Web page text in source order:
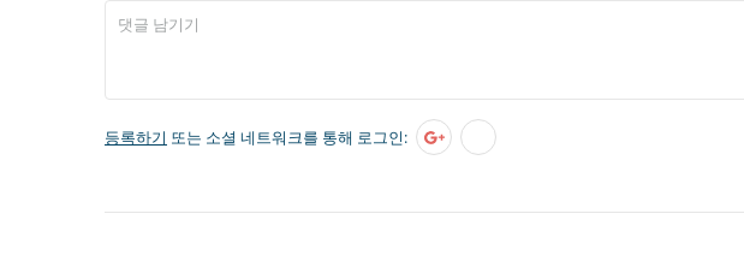
등록하기 또는 소셜 네트워크를 통해 로그인: